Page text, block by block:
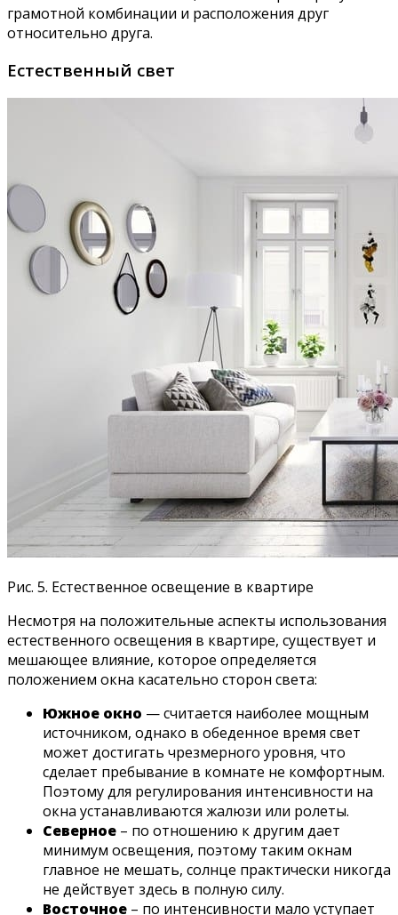
грамотной комбинации и расположения друг
относительно друга.
Естественный свет
Рис. 5. Естественное освещение в квартире
Несмотря на положительные аспекты использования
естественного освещения в квартире, существует и
мешающее влияние, которое определяется
положением окна касательно сторон света:
Южное окно — считается наиболее мощным
источником, однако в обеденное время свет
может достигать чрезмерного уровня, что
сделает пребывание в комнате не комфортным.
Поэтому для регулирования интенсивности на
окна устанавливаются жалюзи или ролеты.
Северное – по отношению к другим дает
минимум освещения, поэтому таким окнам
главное не мешать, солнце практически никогда
не действует здесь в полную силу.
Восточное – по интенсивности мало уступает